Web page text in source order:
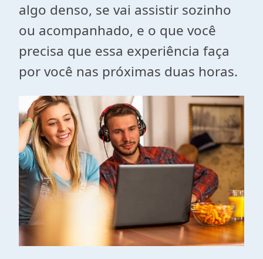
algo denso, se vai assistir sozinho
ou acompanhado, e o que você
precisa que essa experiência faça
por você nas próximas duas horas.